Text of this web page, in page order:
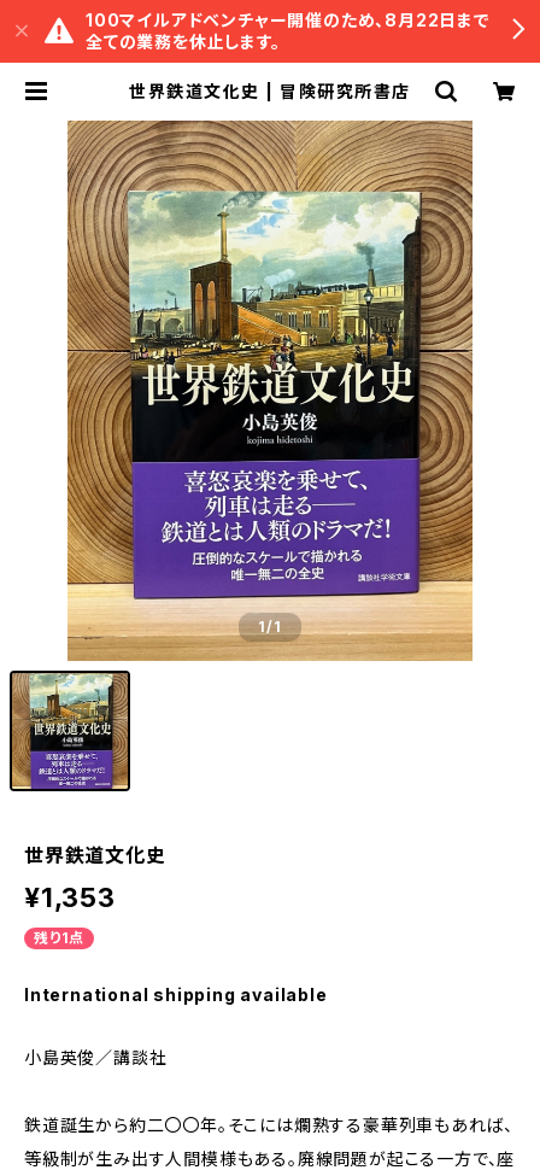
100マイルアドベンチャー開催のため、8月22日まで
全ての業務を休止します。
世界鉄道文化史 | 冒険研究所書店
1/1
世界鉄道文化史
¥1,353
残り1点
International shipping available
小島英俊／講談社
鉄道誕生から約二〇〇年。そこには爛熟する豪華列車もあれば、
等級制が生み出す人間模様もある。廃線問題が起こる一方で、座